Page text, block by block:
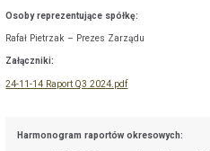
Osoby reprezentujące spółkę:
Rafał Pietrzak – Prezes Zarządu
Załączniki:
24-11-14 Raport Q3 2024.pdf
Harmonogram raportów okresowych: